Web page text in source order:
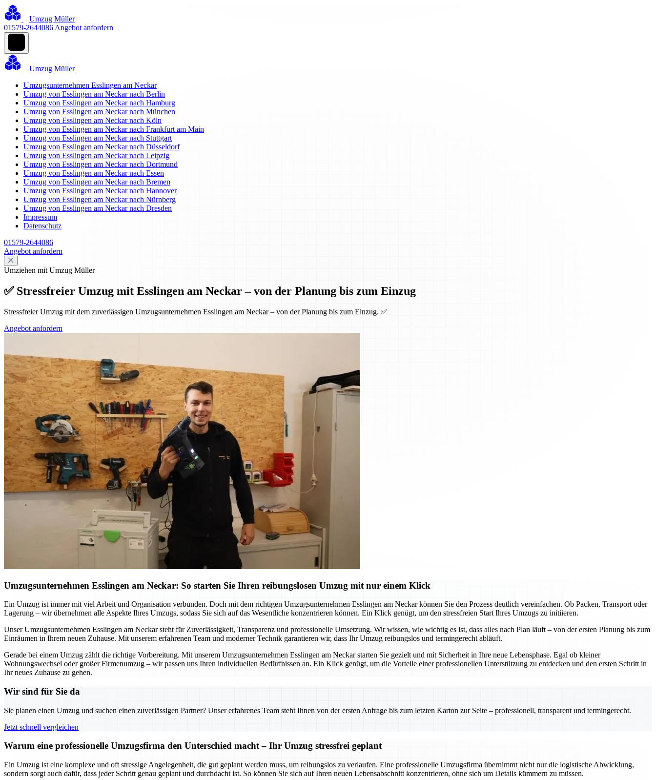
Umzug Müller
01579-2644086 Angebot anfordern
Umzug Müller
Umzugsunternehmen Esslingen am Neckar
Umzug von Esslingen am Neckar nach Berlin
Umzug von Esslingen am Neckar nach Hamburg
Umzug von Esslingen am Neckar nach München
Umzug von Esslingen am Neckar nach Köln
Umzug von Esslingen am Neckar nach Frankfurt am Main
Umzug von Esslingen am Neckar nach Stuttgart
Umzug von Esslingen am Neckar nach Düsseldorf
Umzug von Esslingen am Neckar nach Leipzig
Umzug von Esslingen am Neckar nach Dortmund
Umzug von Esslingen am Neckar nach Essen
Umzug von Esslingen am Neckar nach Bremen
Umzug von Esslingen am Neckar nach Hannover
Umzug von Esslingen am Neckar nach Nürnberg
Umzug von Esslingen am Neckar nach Dresden
Impressum
Datenschutz
01579-2644086
Angebot anfordern
Umziehen mit Umzug Müller
✅ Stressfreier Umzug mit Esslingen am Neckar – von der Planung bis zum Einzug
Stressfreier Umzug mit dem zuverlässigen Umzugsunternehmen Esslingen am Neckar – von der Planung bis zum Einzug. ✅
Angebot anfordern
Umzugsunternehmen Esslingen am Neckar: So starten Sie Ihren reibungslosen Umzug mit nur einem Klick
Ein Umzug ist immer mit viel Arbeit und Organisation verbunden. Doch mit dem richtigen Umzugsunternehmen Esslingen am Neckar können Sie den Prozess deutlich vereinfachen. Ob Packen, Transport oder
Lagerung – wir übernehmen alle Aspekte Ihres Umzugs, sodass Sie sich auf das Wesentliche konzentrieren können. Ein Klick genügt, um den stressfreien Start Ihres Umzugs zu initiieren.
Unser Umzugsunternehmen Esslingen am Neckar steht für Zuverlässigkeit, Transparenz und professionelle Umsetzung. Wir wissen, wie wichtig es ist, dass alles nach Plan läuft – von der ersten Planung bis zum
Einräumen in Ihrem neuen Zuhause. Mit unserem erfahrenen Team und moderner Technik garantieren wir, dass Ihr Umzug reibungslos und termingerecht abläuft.
Gerade bei einem Umzug zählt die richtige Vorbereitung. Mit unserem Umzugsunternehmen Esslingen am Neckar starten Sie gezielt und mit Sicherheit in Ihre neue Lebensphase. Egal ob kleiner
Wohnungswechsel oder großer Firmenumzug – wir passen uns Ihren individuellen Bedürfnissen an. Ein Klick genügt, um die Vorteile einer professionellen Unterstützung zu entdecken und den ersten Schritt in
Ihr neues Zuhause zu gehen.
Wir sind für Sie da
Sie planen einen Umzug und suchen einen zuverlässigen Partner? Unser erfahrenes Team steht Ihnen von der ersten Anfrage bis zum letzten Karton zur Seite – professionell, transparent und termingerecht.
Jetzt schnell vergleichen
Warum eine professionelle Umzugsfirma den Unterschied macht – Ihr Umzug stressfrei geplant
Ein Umzug ist eine komplexe und oft stressige Angelegenheit, die gut geplant werden muss, um reibungslos zu verlaufen. Eine professionelle Umzugsfirma übernimmt nicht nur die logistische Abwicklung,
sondern sorgt auch dafür, dass jeder Schritt genau geplant und durchdacht ist. So können Sie sich auf Ihren neuen Lebensabschnitt konzentrieren, ohne sich um Details kümmern zu müssen.